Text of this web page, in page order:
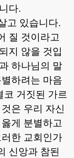
다.
고 있습니다.
질 것이라고
지 않을 것입
하나님의 말
하려는 마음
코 거짓된 가르
은 우리 자신
게 분별하고
한 교회인가
신앙과 참된